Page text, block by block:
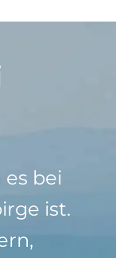
es bei
ist.